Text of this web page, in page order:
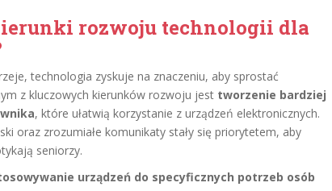
rozwoju technologii dla
technologia zyskuje na znaczeniu, aby sprostać
z kluczowych kierunków rozwoju jest tworzenie bardziej
, które ułatwią korzystanie z urządzeń elektronicznych.
oraz zrozumiałe komunikaty stały się priorytetem, aby
seniorzy.
urządzeń do specyficznych potrzeb osób